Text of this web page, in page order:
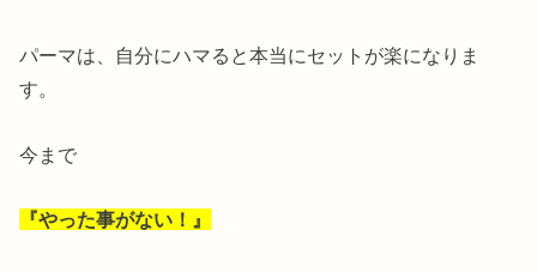
パーマは、自分にハマると本当にセットが楽になりま
す。
今まで
『やった事がない！』